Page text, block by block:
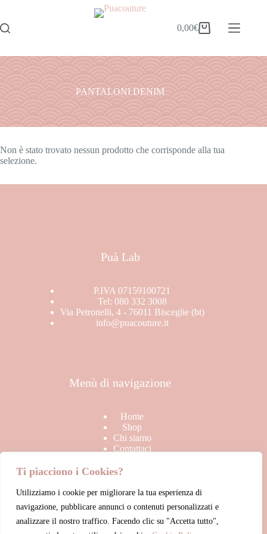
Ti piacciono i Cookies?
Utilizziamo i cookie per migliorare la tua esperienza di
navigazione, pubblicare annunci o contenuti personalizzati e
analizzare il nostro traffico. Facendo clic su "Accetta tutto",
0,00€
PANTALONI DENIM
Non è stato trovato nessun prodotto che corrisponde alla tua
selezione.
Puà Lab
P.IVA 07159100721
Tel: 080 332 3008
Via Petronelli, 4 - 76011 Bisceglie (bt)
info@puacouture.it
Menù di navigazione
Home
Shop
Chi siamo
Contattaci
Link Utili